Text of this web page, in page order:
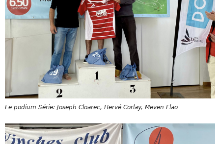
Le podium Série: Joseph Cloarec, Hervé Corlay, Meven Flao